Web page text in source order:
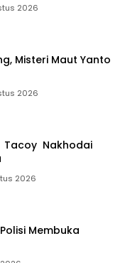
2026
Misteri Maut Yanto
2026
Tacoy Nakhodai
2026
Membuka